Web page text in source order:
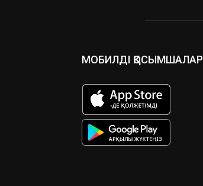
МОБИЛДІ ҚОСЫМШАЛАР